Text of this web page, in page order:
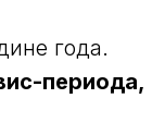
года.
периода,